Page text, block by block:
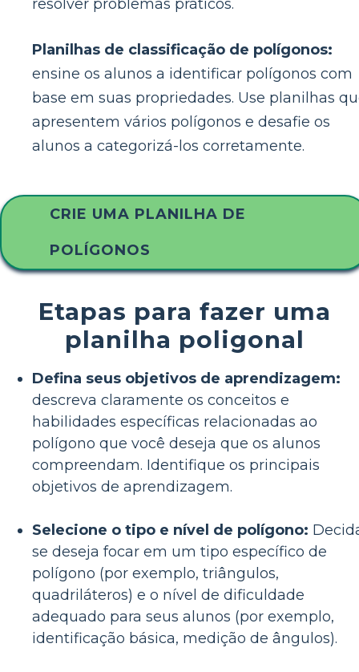
resolver problemas práticos.
Planilhas de classificação de polígonos:
ensine os alunos a identificar polígonos com
base em suas propriedades. Use planilhas
apresentem vários polígonos e desafie os
alunos a categorizá-los corretamente.
CRIE UMA PLANILHA DE
POLÍGONOS
Etapas para fazer uma
planilha poligonal
Defina seus objetivos de aprendizagem:
descreva claramente os conceitos e
habilidades específicas relacionadas ao
polígono que você deseja que os alunos
compreendam. Identifique os principais
objetivos de aprendizagem.
Selecione o tipo e nível de polígono:
se deseja focar em um tipo específico de
polígono (por exemplo, triângulos,
quadriláteros) e o nível de dificuldade
adequado para seus alunos (por exemplo,
identificação básica, medição de ângulos).